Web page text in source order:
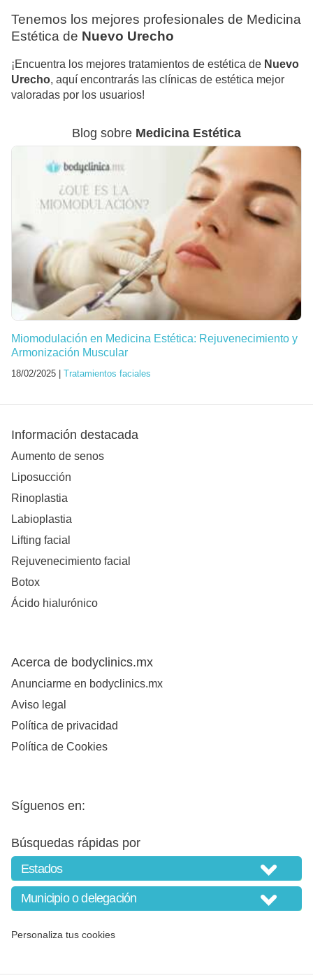
Tenemos los mejores profesionales de Medicina
Estética de Nuevo Urecho
¡Encuentra los mejores tratamientos de estética de Nuevo
Urecho, aquí encontrarás las clínicas de estética mejor
valoradas por los usuarios!
Blog sobre Medicina Estética
Miomodulación en Medicina Estética: Rejuvenecimiento y
Armonización Muscular
18/02/2025 | Tratamientos faciales
Información destacada
Aumento de senos
Liposucción
Rinoplastia
Labioplastia
Lifting facial
Rejuvenecimiento facial
Botox
Ácido hialurónico
Acerca de bodyclinics.mx
Anunciarme en bodyclinics.mx
Aviso legal
Política de privacidad
Política de Cookies
Síguenos en:
Búsquedas rápidas por
Personaliza tus cookies